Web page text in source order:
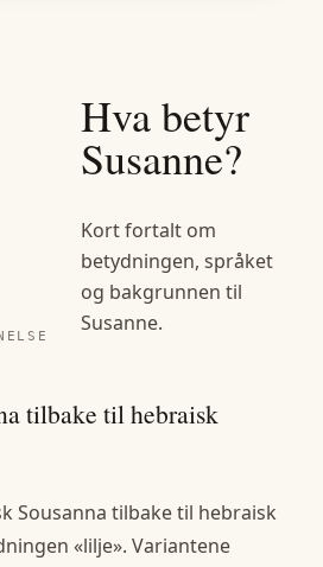
Hva betyr
Susanne?
Kort fortalt om
betydningen, språket
og bakgrunnen til
Susanne.
tilbake til hebraisk
Sousanna tilbake til hebraisk
«lilje». Variantene